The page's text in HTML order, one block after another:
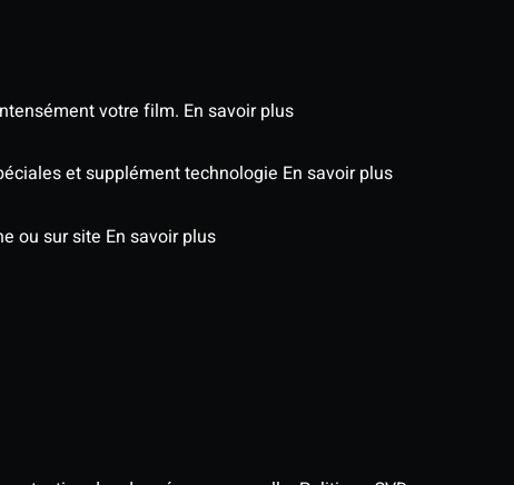
votre film. En savoir plus
et supplément technologie En savoir plus
ou sur site En savoir plus